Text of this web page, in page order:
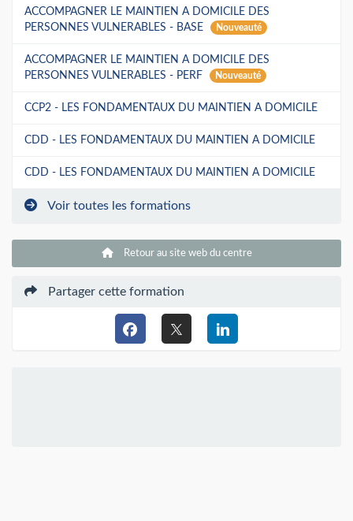
ACCOMPAGNER LE MAINTIEN A DOMICILE DES
PERSONNES VULNERABLES - BASE
Nouveauté
ACCOMPAGNER LE MAINTIEN A DOMICILE DES
PERSONNES VULNERABLES - PERF
Nouveauté
CCP2 - LES FONDAMENTAUX DU MAINTIEN A DOMICILE
CDD - LES FONDAMENTAUX DU MAINTIEN A DOMICILE
CDD - LES FONDAMENTAUX DU MAINTIEN A DOMICILE
Voir toutes les formations
Retour au site web du centre
Partager cette formation